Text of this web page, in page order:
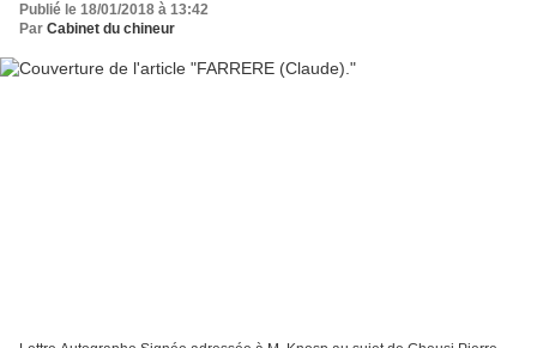
Publié le 18/01/2018 à 13:42
Par Cabinet du chineur